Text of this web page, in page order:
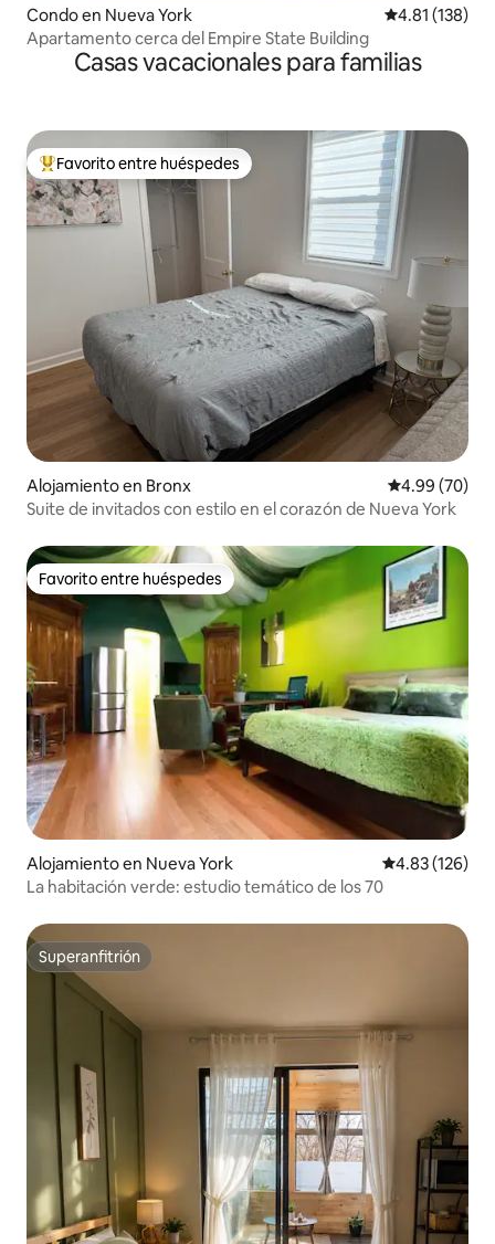
Condo en Nueva York Calificación
4.81 (138)
Apartamento cerca del Empire State Building
Casas vacacionales para familias
Favorito entre huéspedes preferido
Favorito entre huéspedes
Alojamiento en Bronx Calificación
4.99 (70)
Suite de invitados con estilo en el corazón de Nueva York
Favorito entre huéspedes
Favorito entre huéspedes
Alojamiento en Nueva York Calificación
4.83 (126)
La habitación verde: estudio temático de los 70
Superanfitrión
Superanfitrión